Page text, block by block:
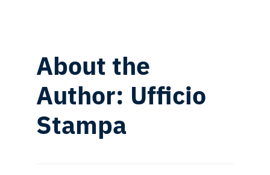
About the
Author: Ufficio
Stampa